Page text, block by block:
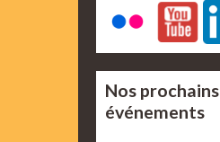
Nos prochains
événements